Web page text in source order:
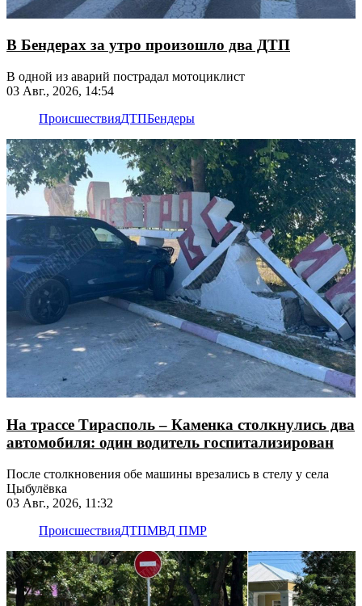
В Бендерах за утро произошло два ДТП
В одной из аварий пострадал мотоциклист
03 Авг., 2026, 14:54
ПроисшествияДТПБендеры
На трассе Тирасполь – Каменка столкнулись два
автомобиля: один водитель госпитализирован
После столкновения обе машины врезались в стелу у села
Цыбулёвка
03 Авг., 2026, 11:32
ПроисшествияДТПМВД ПМР